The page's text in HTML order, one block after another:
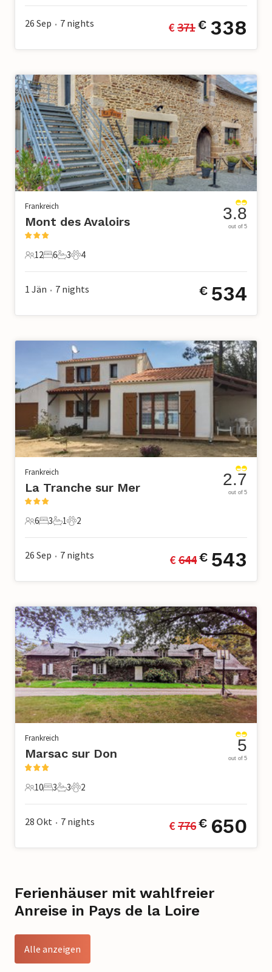
26 Sep • 7 nights € 371€ 338
Frankreich
Mont des Avaloirs
12 Gäste
12
6 Schlafzimmer
6
3 Badezimmer
3
4 Haustiere
4
3.8
out of 5
1 Jän • 7 nights € 534
Frankreich
La Tranche sur Mer
6 Gäste
6
3 Schlafzimmer
3
1 Badezimmer
1
2 Haustiere
2
2.7
out of 5
26 Sep • 7 nights € 644€ 543
Frankreich
Marsac sur Don
10 Gäste
10
3 Schlafzimmer
3
3 Badezimmer
3
2 Haustiere
2
5
out of 5
28 Okt • 7 nights € 776€ 650
Ferienhäuser mit wahlfreier
Anreise in Pays de la Loire
Alle anzeigen